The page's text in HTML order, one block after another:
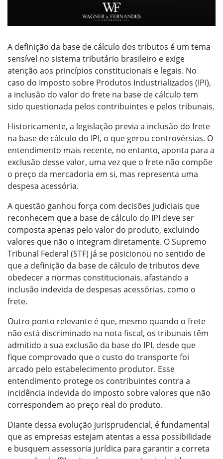
A definição da base de cálculo dos tributos é um tema
sensível no sistema tributário brasileiro e exige
atenção aos princípios constitucionais e legais. No
caso do Imposto sobre Produtos Industrializados (IPI),
a inclusão do valor do frete na base de cálculo tem
sido questionada pelos contribuintes e pelos tribunais.
Historicamente, a legislação previa a inclusão do frete
na base de cálculo do IPI, o que gerou controvérsias. O
entendimento mais recente, no entanto, aponta para a
exclusão desse valor, uma vez que o frete não compõe
o preço da mercadoria em si, mas representa uma
despesa acessória.
A questão ganhou força com decisões judiciais que
reconhecem que a base de cálculo do IPI deve ser
composta apenas pelo valor do produto, excluindo
valores que não o integram diretamente. O Supremo
Tribunal Federal (STF) já se posicionou no sentido de
que a definição da base de cálculo de tributos deve
obedecer a normas constitucionais, afastando a
inclusão indevida de despesas acessórias, como o
frete.
Outro ponto relevante é que, mesmo quando o frete
não está discriminado na nota fiscal, os tribunais têm
admitido a sua exclusão da base do IPI, desde que
fique comprovado que o custo do transporte foi
arcado pelo estabelecimento produtor. Esse
entendimento protege os contribuintes contra a
incidência indevida do imposto sobre valores que não
correspondem ao preço real do produto.
Diante dessa evolução jurisprudencial, é fundamental
que as empresas estejam atentas a essa possibilidade
e busquem assessoria jurídica para garantir a correta